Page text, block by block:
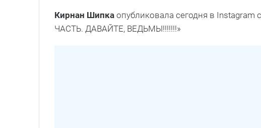
Кирнан Шипка опубликовала сегодня в
ЧАСТЬ. ДАВАЙТЕ, ВЕДЬМЫ!!!!!!!»